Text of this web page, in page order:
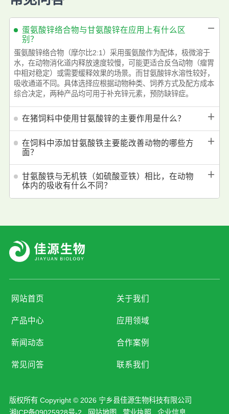
蛋氨酸锌络合物与甘氨酸锌在应用上有什么区
别？
－
蛋氨酸锌络合物（摩尔比2:1）采用蛋氨酸作为配体，极微溶于
水，在动物消化道内释放速度较慢，可能更适合反刍动物（瘤胃
中相对稳定）或需要缓释效果的场景。而甘氨酸锌水溶性较好，
吸收通道不同。具体选择应根据动物种类、饲养方式及配方成本
综合决定，两种产品均可用于补充锌元素，预防缺锌症。
在猪饲料中使用甘氨酸锌的主要作用是什么？ ＋
在饲料中添加甘氨酸铁主要能改善动物的哪些方
面？
＋
甘氨酸铁与无机铁（如硫酸亚铁）相比，在动物
体内的吸收有什么不同？
＋
网站首页 关于我们
产品中心 应用领域
新闻动态 合作案例
常见问答 联系我们
版权所有 Copyright © 2026 宁乡县佳源生物科技有限公司